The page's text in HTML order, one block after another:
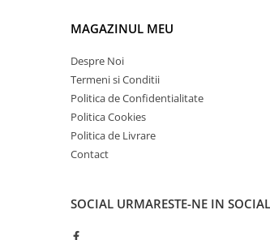
Capac Glaf Interior
Izolatie Parchet
Prag de trecere
Profile Decorative Fatada
Lambriuri Premium
MAGAZINUL MEU
Despre Noi
Termeni si Conditii
Politica de Confidentialitate
Politica Cookies
Politica de Livrare
Contact
SOCIAL URMARESTE-NE IN